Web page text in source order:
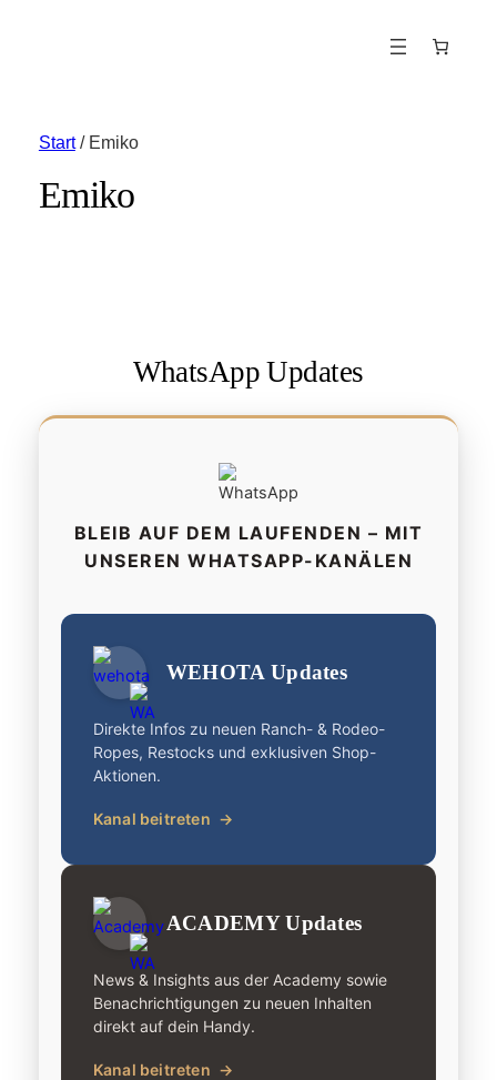
Start/ Emiko
Emiko
WhatsApp Updates
BLEIB AUF DEM LAUFENDEN – MIT
UNSEREN WHATSAPP-KANÄLEN
WEHOTA Updates
Direkte Infos zu neuen Ranch- & Rodeo-
Ropes, Restocks und exklusiven Shop-
Aktionen.
Kanal beitreten →
ACADEMY Updates
News & Insights aus der Academy sowie
Benachrichtigungen zu neuen Inhalten
direkt auf dein Handy.
Kanal beitreten →